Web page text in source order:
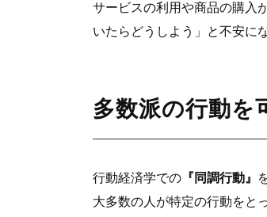
サービスの利用や商品の購入
いたらどうしよう」と不安に
多数派の行動を
行動経済学での 『同調行動』
大多数の人が特定の行動をと